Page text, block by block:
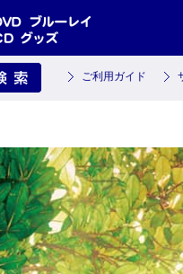
ご利用ガイド